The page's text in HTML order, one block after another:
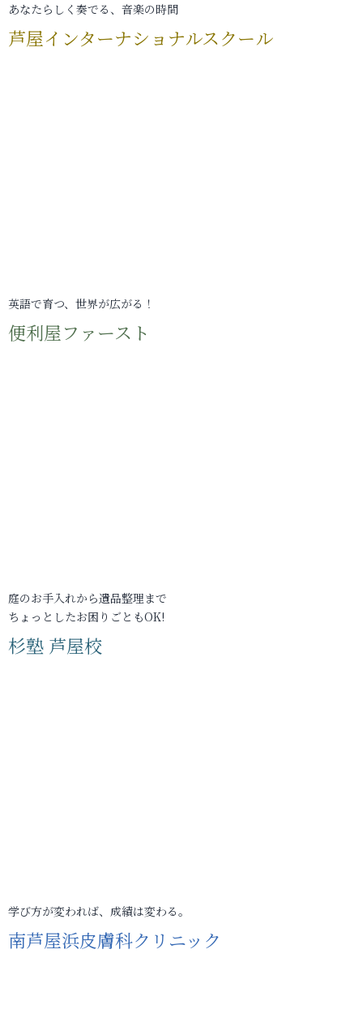
あなたらしく奏でる、音楽の時間
芦屋インターナショナルスクール
英語で育つ、世界が広がる！
便利屋ファースト
庭のお手入れから遺品整理まで
ちょっとしたお困りごともOK!
杉塾 芦屋校
学び方が変われば、成績は変わる。
南芦屋浜皮膚科クリニック